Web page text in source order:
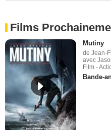
Films
Mutiny
de Jean-
avec
Film -
Bande-